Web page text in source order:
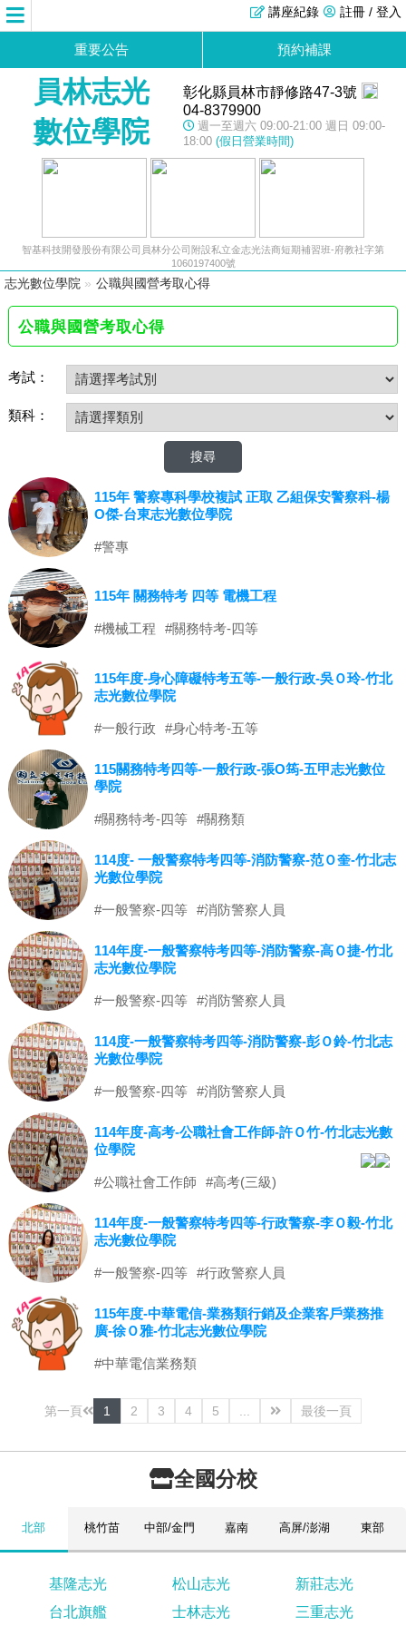
註冊 / 登入
講座紀錄
重要公告 預約補課
員林志光
數位學院
彰化縣員林市靜修路47-3號
04-8379900
週一至週六 09:00-21:00 週日 09:00-
18:00 (假日營業時間)
智基科技開發股份有限公司員林分公司附設私立金志光法商短期補習班-府教社字第
1060197400號
志光數位學院 » 公職與國營考取心得
公職與國營考取心得
考試：
類科：
115年 警察專科學校複試 正取 乙組保安警察科-楊
O傑-台東志光數位學院
#警專
115年 關務特考 四等 電機工程
#機械工程 #關務特考-四等
115年度-身心障礙特考五等-一般行政-吳Ｏ玲-竹北
志光數位學院
#一般行政 #身心特考-五等
115關務特考四等-一般行政-張O筠-五甲志光數位
學院
#關務特考-四等 #關務類
114度- 一般警察特考四等-消防警察-范Ｏ奎-竹北志
光數位學院
#一般警察-四等 #消防警察人員
114年度-一般警察特考四等-消防警察-高Ｏ捷-竹北
志光數位學院
#一般警察-四等 #消防警察人員
114度-一般警察特考四等-消防警察-彭Ｏ鈴-竹北志
光數位學院
#一般警察-四等 #消防警察人員
114年度-高考-公職社會工作師-許Ｏ竹-竹北志光數
位學院
#公職社會工作師 #高考(三級)
114年度-一般警察特考四等-行政警察-李Ｏ毅-竹北
志光數位學院
#一般警察-四等 #行政警察人員
115年度-中華電信-業務類行銷及企業客戶業務推
廣-徐Ｏ雅-竹北志光數位學院
#中華電信業務類
第一頁 1 2 3 4 5 最後一頁
全國分校
北部 桃竹苗 中部/金門 嘉南 高屏/澎湖 東部
基隆志光 松山志光
新莊志光
台北旗艦
士林志光 三重志光